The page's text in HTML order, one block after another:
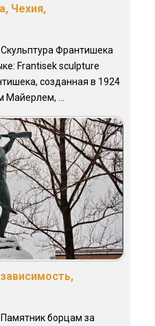
Чехия,
Франтишека
Frantisek sculpture
созданная в 1924
...
борцам за